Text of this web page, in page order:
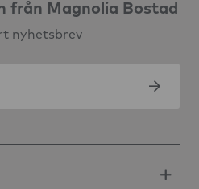
från Magnolia Bostad
nyhetsbrev